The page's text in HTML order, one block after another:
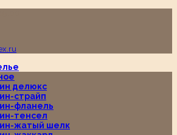
делюкс
страйп
фланель
тенсел
жатый шелк